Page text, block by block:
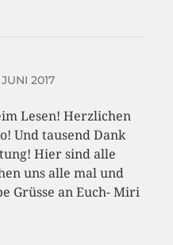
2017
Lesen! Herzlichen
Und tausend Dank
Hier sind alle
uns alle mal und
Grüsse an Euch- Miri